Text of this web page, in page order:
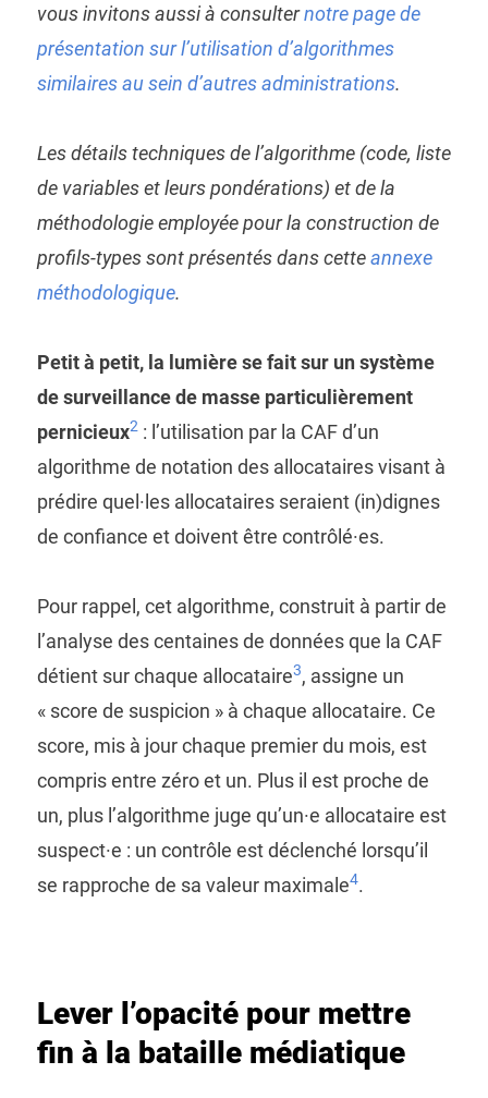
vous invitons aussi à consulternotre page de
présentation sur l’utilisation d’algorithmes
similaires au sein d’autres administrations.
Les détails techniques de l’algorithme (code, liste
de variables et leurs pondérations) et de la
méthodologie employée pour la construction de
profils-types sont présentés dans cetteannexe
méthodologique.
Petit à petit, la lumière se fait sur un système
de surveillance de masse particulièrement
pernicieux2: l’utilisation par la CAF d’un
algorithme de notation des allocataires visant à
prédire quel·les allocataires seraient (in)dignes
de confiance et doivent être contrôlé·es.
Pour rappel, cet algorithme, construit à partir de
l’analyse des centaines de données que la CAF
détient sur chaque allocataire3, assigne un
« score de suspicion » à chaque allocataire. Ce
score, mis à jour chaque premier du mois, est
compris entre zéro et un. Plus il est proche de
un, plus l’algorithme juge qu’un·e allocataire est
suspect·e : un contrôle est déclenché lorsqu’il
se rapproche de sa valeur maximale4.
Lever l’opacité pour mettre
fin à la bataille médiatique